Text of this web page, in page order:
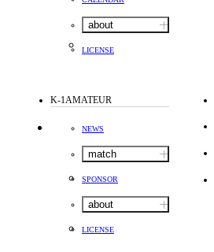
about
LICENSE
K-1AMATEUR
NEWS
match
SPONSOR
about
LICENSE